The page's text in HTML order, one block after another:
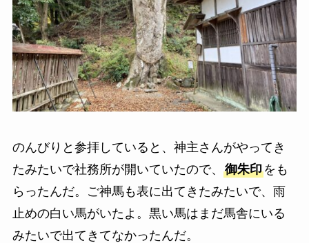
のんびりと参拝していると、神主さんがやってき
たみたいで社務所が開いていたので、 御朱印をも
らったんだ。ご神馬も表に出てきたみたいで、雨
止めの白い馬がいたよ。黒い馬はまだ馬舎にいる
みたいで出てきてなかったんだ。